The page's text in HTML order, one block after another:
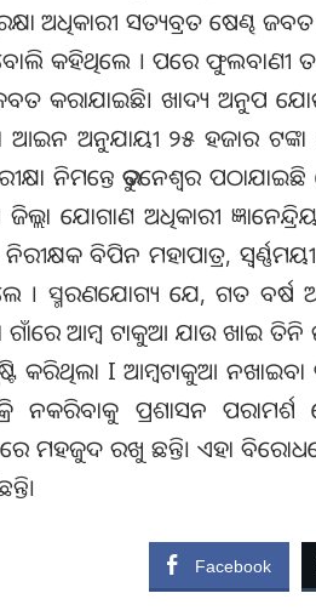
ଅଧିକାରୀ ସତ୍ୟବ୍ରତ ଷେଣ୍ଢ
କହିଥିଲେ । ପରେ ଫୁଲବାଣୀ
କରାଯାଇଛି। ଖାଦ୍ୟ ଅନୁପ‌
ଆଇନ ଅନୁଯାୟୀ ୨୫ ହଜାର
ନିମନ୍ତେ ଭୁବନେଶ୍ଵର
ଯୋଗାଣ ଅଧିକାରୀ
ବିପିନ ମହାପାତ୍ର,
। ସ୍ମରଣଯୋଗ୍ୟ ଯେ, ଗତ ବର୍ଷ
ଗାଁରେ ଆମ୍ବ ଟାକୁଆ ଯାଉ ଖାଇ
କରିଥିଲା I ଆମ୍ବଟାକୁଆ ନଖାଇବା
ନକରିବାକୁ ପ୍ରଶାସନ ପରାମର୍ଶ
ମହଜୁଦ ରଖୁ ଛନ୍ତି। ଏହା
Facebook